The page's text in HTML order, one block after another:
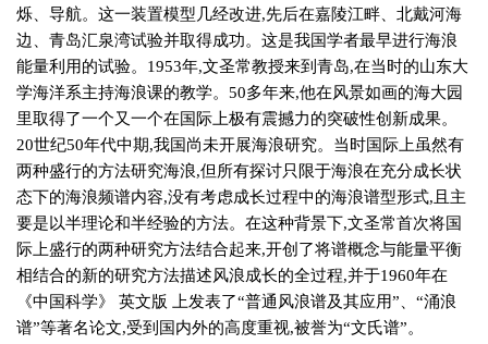
烁、导航。这一装置模型几经改进,先后在嘉陵江畔、北戴河海
边、青岛汇泉湾试验并取得成功。这是我国学者最早进行海浪
能量利用的试验。 1953年,文圣常教授来到青岛,在当时的山东大
学海洋系主持海浪课的教学。 50多年来,他在风景如画的海大园
里取得了一个又一个在国际上极有震撼力的突破性创新成果。
20世纪50年代中期,我国尚未开展海浪研究。当时国际上虽然有
两种盛行的方法研究海浪,但所有探讨只限于海浪在充分成长状
态下的海浪频谱内容,没有考虑成长过程中的海浪谱型形式, 且主
要是以半理论和半经验的方法。在这种背景下,文圣常首次将国
际上盛行的两种研究方法结合起来,开创了将谱概念与能量平衡
相结合的新的研究方法描述风浪成长的全过程,并于1960年在
《中国科学》 英文版 上发表了“普通风浪谱及其应用”、“涌浪
谱”等著名论文,受到国内外的高度重视,被誉为“文氏谱”。